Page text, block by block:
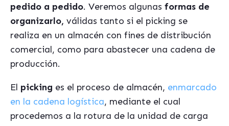
pedido a pedido. Veremos algunas formas de
organizarlo, válidas tanto si el picking se
realiza en un almacén con fines de distribución
comercial, como para abastecer una cadena de
producción.
El picking es el proceso de almacén, enmarcado
en la cadena logística, mediante el cual
procedemos a la rotura de la unidad de carga